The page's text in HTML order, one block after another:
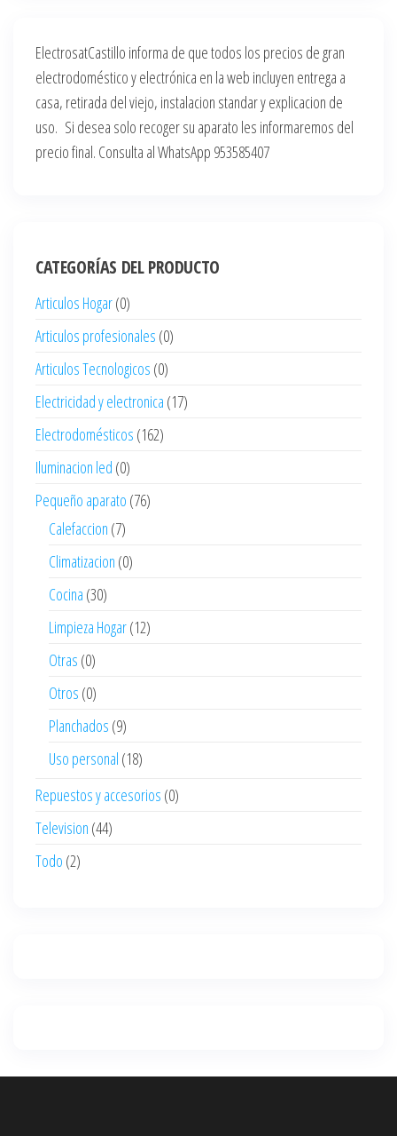
ElectrosatCastillo informa de que todos los precios de gran
electrodoméstico y electrónica en la web incluyen entrega a
casa, retirada del viejo, instalacion standar y explicacion de
uso. Si desea solo recoger su aparato les informaremos del
precio final. Consulta al WhatsApp 953585407
CATEGORÍAS DEL PRODUCTO
Articulos Hogar(0)
Articulos profesionales (0)
Articulos Tecnologicos (0)
Electricidad y electronica (17)
Electrodomésticos (162)
Iluminacion led (0)
Pequeño aparato (76)
Calefaccion (7)
Climatizacion (0)
Cocina (30)
Limpieza Hogar(12)
Otras (0)
Otros (0)
Planchados (9)
Uso personal (18)
Repuestos y accesorios (0)
Television (44)
Todo (2)